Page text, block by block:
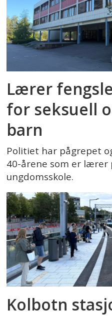
Lærer
for seksuell
barn
Politiet har pågrepet
40-årene som er lærer
ungdomsskole.
Kolbotn